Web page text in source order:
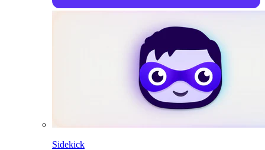
Sidekick